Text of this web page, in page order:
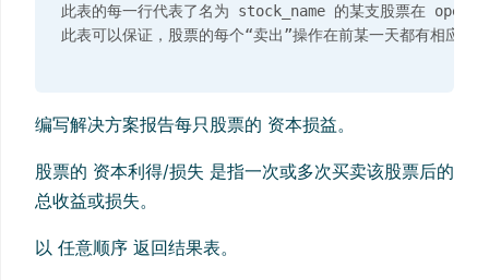
此表的每一行代表了名为 stock_name 的某支股票在
编写解决方案报告每只股票的 资本损益。
股票的 资本利得/损失 是指一次或多次买卖该股票后的
总收益或损失。
以 任意顺序 返回结果表。